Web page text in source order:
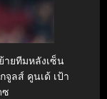
ายทีมหลังเซ็น
ลส์ คูนเด้ เป้า
ซ